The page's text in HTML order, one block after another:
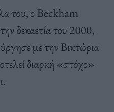
του, ο Beckham
δεκαετία του 2000,
με την Βικτώρια
διαρκή «στόχο»